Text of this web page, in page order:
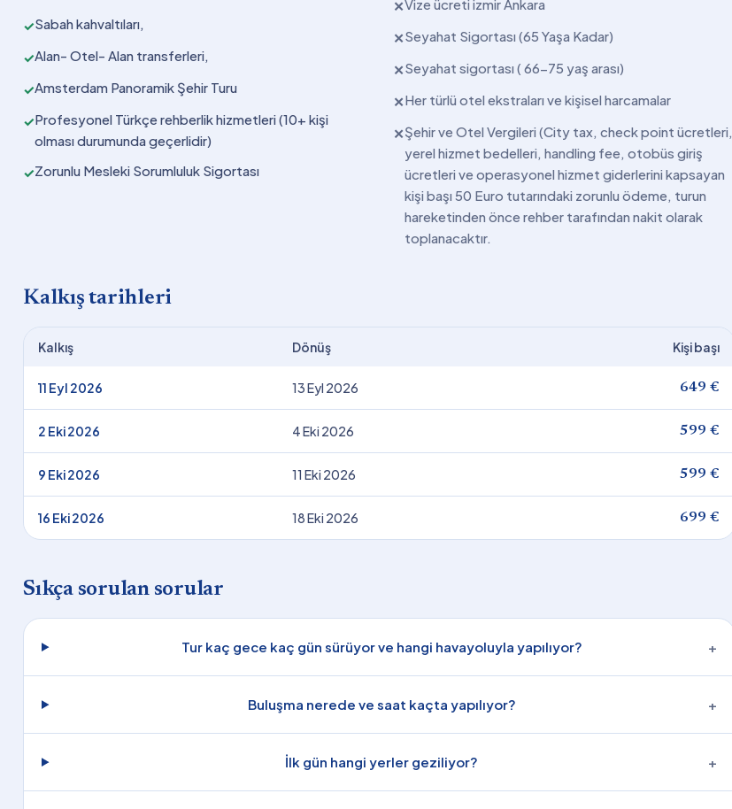
✓Sabah kahvaltıları,
✓Alan- Otel- Alan transferleri,
✓Amsterdam Panoramik Şehir Turu
✓Profesyonel Türkçe rehberlik hizmetleri (10+ kişi
olması durumunda geçerlidir)
✓Zorunlu Mesleki Sorumluluk Sigortası
✕Vize ücreti izmir Ankara
✕Seyahat Sigortası (65 Yaşa Kadar)
✕Seyahat sigortası ( 66-75 yaş arası)
✕Her türlü otel ekstraları ve kişisel harcamalar
✕Şehir ve Otel Vergileri (City tax, check point ücretleri,
yerel hizmet bedelleri, handling fee, otobüs giriş
ücretleri ve operasyonel hizmet giderlerini kapsayan
kişi başı 50 Euro tutarındaki zorunlu ödeme, turun
hareketinden önce rehber tarafından nakit olarak
toplanacaktır.
Kalkış tarihleri
Kalkış Dönüş Kişi başı
11 Eyl 2026 13 Eyl 2026 649 €
2 Eki 2026 4 Eki 2026 599 €
9 Eki 2026 11 Eki 2026 599 €
16 Eki 2026 18 Eki 2026 699 €
Sıkça sorulan sorular
Tur kaç gece kaç gün sürüyor ve hangi havayoluyla yapılıyor? +
Buluşma nerede ve saat kaçta yapılıyor? +
İlk gün hangi yerler geziliyor? +